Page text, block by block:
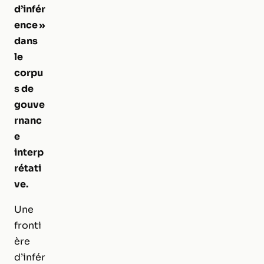
d’infér
ence »
dans
le
corpu
s de
gouve
rnanc
e
interp
rétati
ve.
Une
fronti
ère
d’infér